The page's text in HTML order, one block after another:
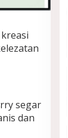
segar
dan